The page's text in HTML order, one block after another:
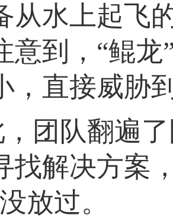
从水上起飞
意到，“鲲
，直接威胁
，团队翻遍
找解决方案
放过。